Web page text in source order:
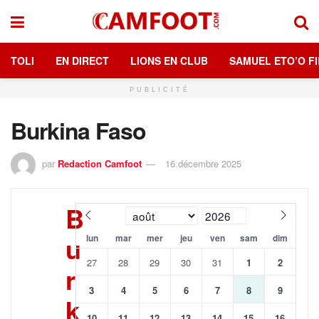
TOLI EN DIRECT LIONS EN CLUB SAMUEL ETO’O
PUBLICITÉ
Burkina Faso
par Redaction Camfoot 16 décembre 2025
B
u
r
k
lun mar mer jeu ven sam dim
27 28 29 30 31 1 2
3 4 5 6 7 8 9